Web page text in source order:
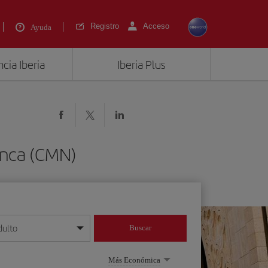
Ayuda Registro Acceso
Iberia Iberia Plus
(CMN)
mes/año
Buscar
Más Económica